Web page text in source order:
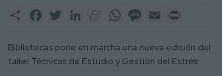
Share FacebookTwitter LinkedInMeneameWhatsAppMessage
Email
Bibliotecas pone en marcha una nueva edición del
taller Técnicas de Estudio y Gestión del Estrés